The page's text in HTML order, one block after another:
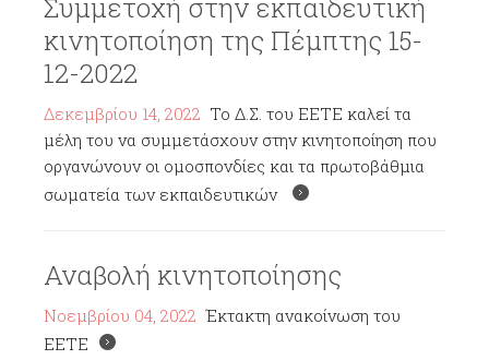
Συμμετοχή στην εκπαιδευτική
κινητοποίηση της Πέμπτης 15-
12-2022
Δεκεμβρίου 14, 2022 Το Δ.Σ. του ΕΕΤΕ καλεί τα
μέλη του να συμμετάσχουν στην κινητοποίηση που
οργανώνουν οι ομοσπονδίες και τα πρωτοβάθμια
σωματεία των εκπαιδευτικών
Αναβολή κινητοποίησης
Νοεμβρίου 04, 2022 Έκτακτη ανακοίνωση του
ΕΕΤΕ